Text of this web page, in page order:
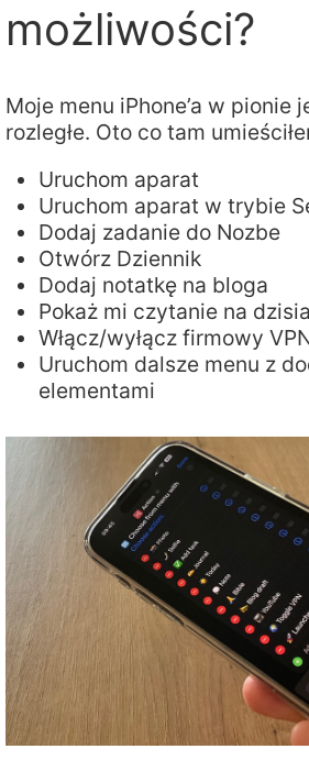
możliwości?
Moje menu iPhone’a w pionie
rozległe. Oto co tam
Uruchom aparat
Uruchom aparat w trybie
Dodaj zadanie do Nozbe
Otwórz Dziennik
Dodaj notatkę na bloga
Pokaż mi czytanie na
Włącz/wyłącz firmowy
Uruchom dalsze menu z
elementami